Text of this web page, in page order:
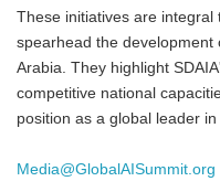
These initiatives are integral
spearhead the development
Arabia. They highlight
competitive national
position as a global leader in
Media@GlobalAISummit.org